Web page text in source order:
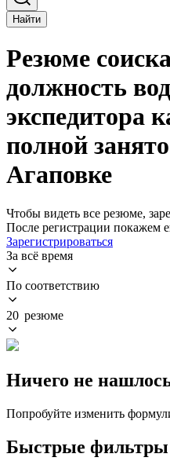
Найти
Резюме
должность
экспедитора
полной
Агаповке
Чтобы видеть все резюме,
После регистрации покажем
Зарегистрироваться
За всё время
По соответствию
20 резюме
Ничего не
Попробуйте изменить
Быстрые фильтры